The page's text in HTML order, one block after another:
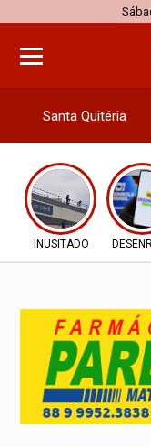
Santa Quitéria
INUSITADO